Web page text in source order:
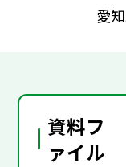
愛
資料フ
ァイル